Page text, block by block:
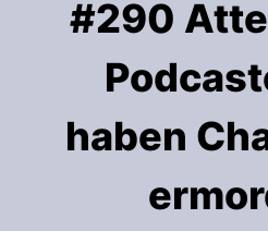
#290
haben